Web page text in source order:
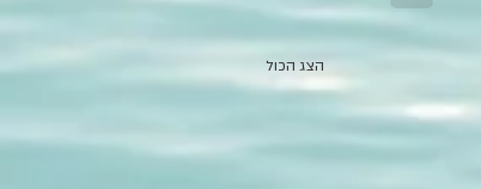
הצג הכול